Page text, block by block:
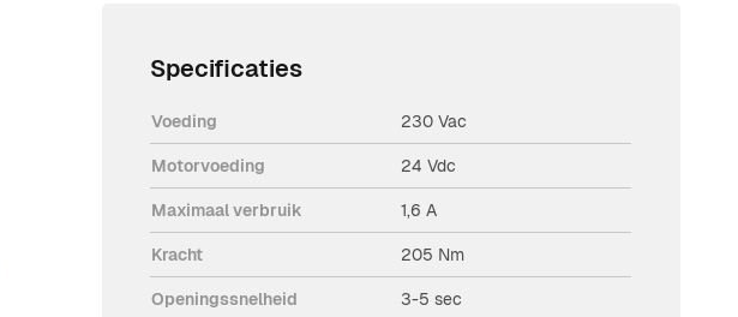
Specificaties
Voeding 230 Vac
Motorvoeding 24 Vdc
Maximaal verbruik 1,6 A
Kracht 205 Nm
Openingssnelheid 3-5 sec